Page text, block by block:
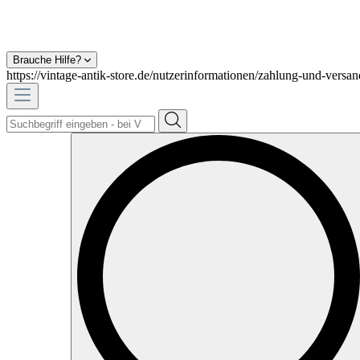
Brauche Hilfe?
https://vintage-antik-store.de/nutzerinformationen/zahlung-und-